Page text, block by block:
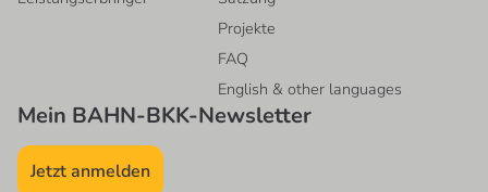
Projekte
FAQ
English & other languages
Mein BAHN-BKK-Newsletter
Jetzt anmelden